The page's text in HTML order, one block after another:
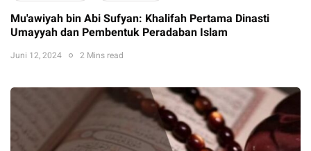
Mu'awiyah bin Abi Sufyan: Khalifah Pertama Dinasti
Umayyah dan Pembentuk Peradaban Islam
Juni 12, 2024 2 Mins read